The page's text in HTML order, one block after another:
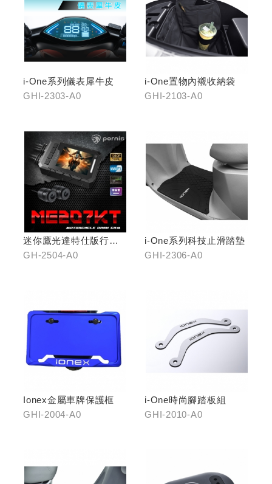
i-One系列儀表犀牛皮
GHI-2303-A0
i-One置物內襯收納袋
GHI-2103-A0
迷你鷹光達特仕版行車
記錄器
GH-2504-A0
i-One系列科技止滑踏墊
GHI-2306-A0
Ionex金屬車牌保護框
GHI-2004-A0
i-One時尚腳踏板組
GHI-2010-A0